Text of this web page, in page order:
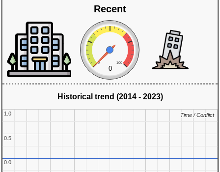
Recent
0 100
0
Historical trend (2014 - 2023)
0.0
0.0
0.5
0.5
1.0
1.0 Time / Conflict
Time / Conflict